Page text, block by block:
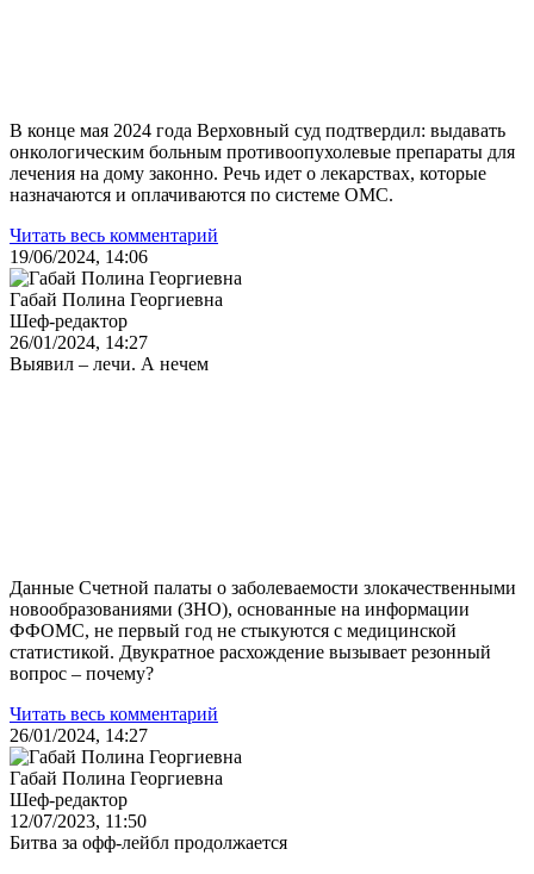
В конце мая 2024 года Верховный суд подтвердил: выдавать
онкологическим больным противоопухолевые препараты для
лечения на дому законно. Речь идет о лекарствах, которые
назначаются и оплачиваются по системе ОМС.
Читать весь комментарий
19/06/2024, 14:06
Габай Полина Георгиевна
Шеф-редактор
26/01/2024, 14:27
Выявил – лечи. А нечем
Данные Счетной палаты о заболеваемости злокачественными
новообразованиями (ЗНО), основанные на информации
ФФОМС, не первый год не стыкуются с медицинской
статистикой. Двукратное расхождение вызывает резонный
вопрос – почему?
Читать весь комментарий
26/01/2024, 14:27
Габай Полина Георгиевна
Шеф-редактор
12/07/2023, 11:50
Битва за офф-лейбл продолжается